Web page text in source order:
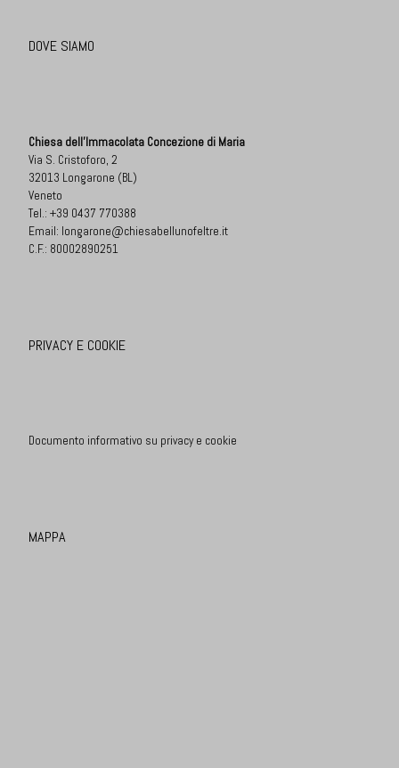
DOVE SIAMO
Chiesa dell'Immacolata Concezione di Maria
Via S. Cristoforo, 2
32013 Longarone (BL)
Veneto
Tel.: +39 0437 770388
Email: longarone@chiesabellunofeltre.it
C.F.: 80002890251
PRIVACY E COOKIE
Documento informativo su privacy e cookie
MAPPA